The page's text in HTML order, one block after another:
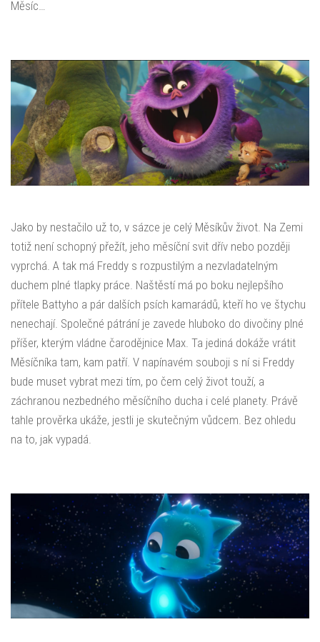
Měsíc…
Jako by nestačilo už to, v sázce je celý Měsíkův život. Na Zemi
totiž není schopný přežít, jeho měsíční svit dřív nebo později
vyprchá. A tak má Freddy s rozpustilým a nezvladatelným
duchem plné tlapky práce. Naštěstí má po boku nejlepšího
přítele Battyho a pár dalších psích kamarádů, kteří ho ve štychu
nenechají. Společné pátrání je zavede hluboko do divočiny plné
příšer, kterým vládne čarodějnice Max. Ta jediná dokáže vrátit
Měsíčníka tam, kam patří. V napínavém souboji s ní si Freddy
bude muset vybrat mezi tím, po čem celý život touží, a
záchranou nezbedného měsíčního ducha i celé planety. Právě
tahle prověrka ukáže, jestli je skutečným vůdcem. Bez ohledu
na to, jak vypadá.